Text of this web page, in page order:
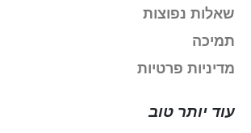
שאלות נפוצות
תמיכה
מדיניות פרטיות
עוד יותר טוב